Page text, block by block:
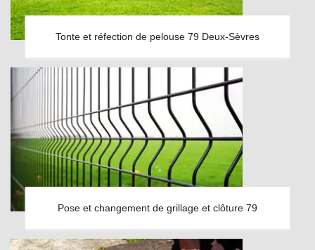
Tonte et réfection de pelouse 79 Deux-Sèvres
Pose et changement de grillage et clôture 79